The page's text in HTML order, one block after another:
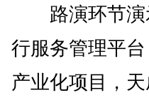
路演环节演
行服务管理平
产业化项目，